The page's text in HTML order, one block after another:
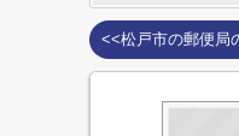
<<松戸市の郵便局